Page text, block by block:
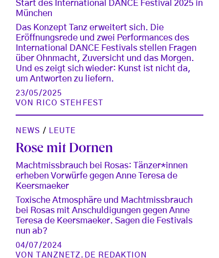
Start des International DANCE Festival 2025 in
München
Das Konzept Tanz erweitert sich. Die
Eröffnungsrede und zwei Performances des
International DANCE Festivals stellen Fragen
über Ohnmacht, Zuversicht und das Morgen.
Und es zeigt sich wieder: Kunst ist nicht da,
um Antworten zu liefern.
23/05/2025
VON
RICO STEHFEST
NEWS / LEUTE
Rose mit Dornen
Machtmissbrauch bei Rosas: Tänzer*innen
erheben Vorwürfe gegen Anne Teresa de
Keersmaeker
Toxische Atmosphäre und Machtmissbrauch
bei Rosas mit Anschuldigungen gegen Anne
Teresa de Keersmaeker. Sagen die Festivals
nun ab?
04/07/2024
VON
TANZNETZ.DE REDAKTION